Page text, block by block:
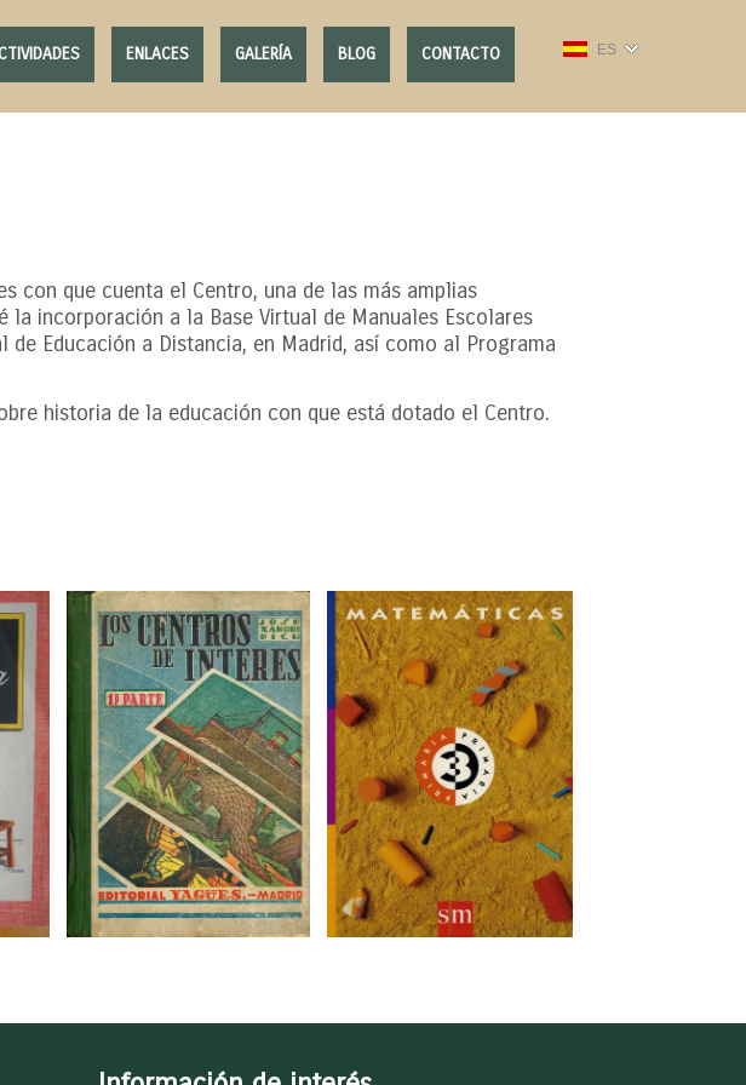
ES
ENLACES GALERÍA BLOG CONTACTO
con que cuenta el Centro, una de las más amplias
incorporación a la Base Virtual de Manuales Escolares
Educación a Distancia, en Madrid, así como al Programa
historia de la educación con que está dotado el Centro.